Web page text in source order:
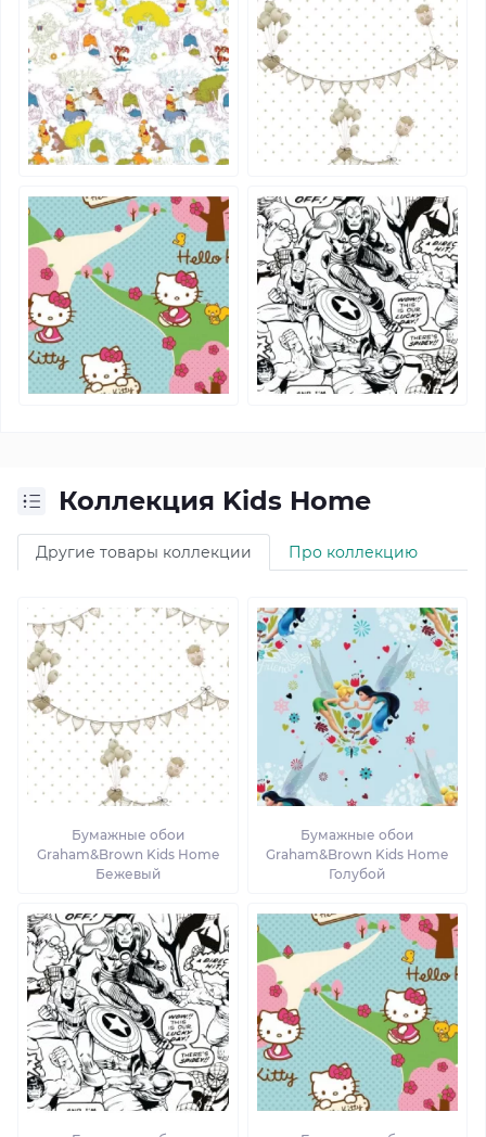
Коллекция Kids Home
Другие товары коллекции Про коллекцию
Бумажные обои
Graham&Brown Kids Home
Бежевый
Бумажные обои
Graham&Brown Kids Home
Голубой